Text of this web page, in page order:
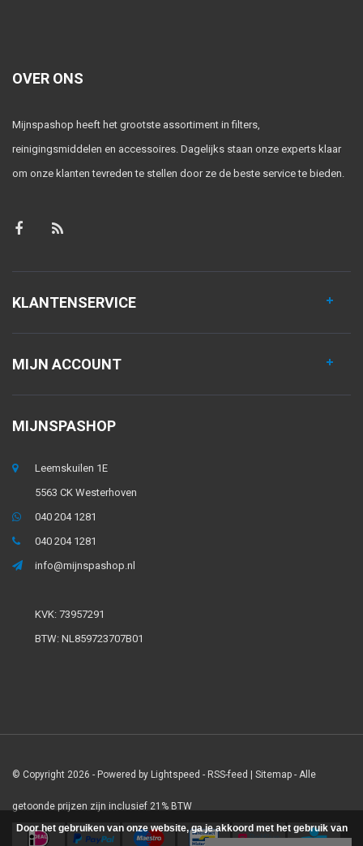
OVER ONS
Mijnspashop heeft het grootste assortiment in filters,
reinigingsmiddelen en accessoires. Dagelijks staan onze experts klaar
om onze klanten tevreden te stellen door ze de beste service te bieden.
KLANTENSERVICE
MIJN ACCOUNT
MIJNSPASHOP
Leemskuilen 1E
5563 CK Westerhoven
040 204 1281
040 204 1281
info@mijnspashop.nl
KVK: 73957291
BTW: NL859723707B01
© Copyright 2026 - Powered by Lightspeed - RSS-feed Sitemap - Alle
getoonde prijzen zijn inclusief 21% BTW
Door het gebruiken van onze website, ga je akkoord met het gebruik van